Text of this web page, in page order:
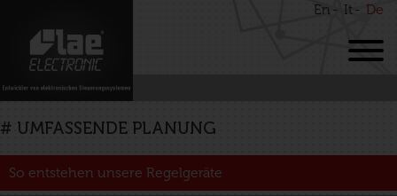
En It De
# UMFASSENDE PLANUNG
So entstehen unsere Regelgeräte